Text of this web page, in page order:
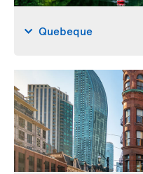
Quebeque